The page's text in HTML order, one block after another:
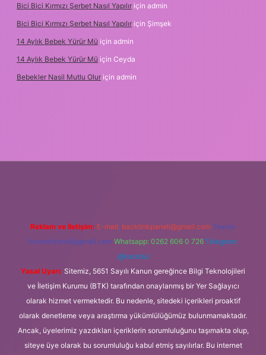
Bici Bici Kırmızı Şerbet Nasıl Yapılır için admin
Bici Bici Kırmızı Şerbet Nasıl Yapılır için Şimşek
14 Aylık Bebek Yürür Mü için admin
14 Aylık Bebek Yürür Mü için Ceyda
Bebekler Nasil Mutlu Olur için admin
Reklam ve İletişim: E-mail: backlinkpaneli@gmail.com Teams:
forumhizmeti@gmail.com Whatsapp: 0262 606 0 726 Telegram:
@karabul
Yasal Uyarı: Sitemiz, 5651 Sayılı Kanun gereğince Bilgi Teknolojileri
ve İletişim Kurumu (BTK) tarafından onaylanmış bir Yer Sağlayıcı
olarak hizmet vermektedir. Bu nedenle, sitedeki içerikleri proaktif
olarak denetleme veya araştırma yükümlülüğümüz bulunmamaktadır.
Ancak, üyelerimiz yazdıkları içeriklerin sorumluluğunu taşımakta olup,
siteye üye olarak bu sorumluluğu kabul etmiş sayılırlar. Bu internet